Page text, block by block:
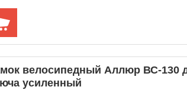
велосипедный Аллюр ВС-130
усиленный